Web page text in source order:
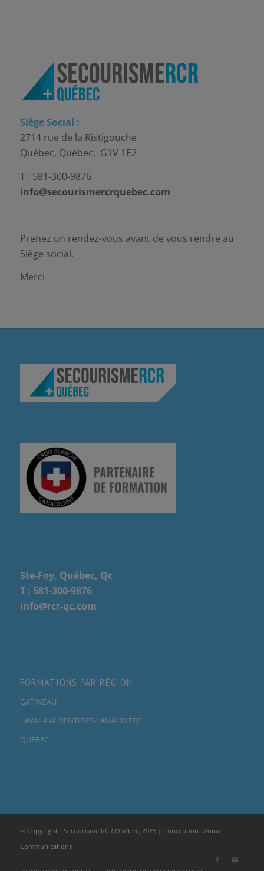
Siège Social :
2714 rue de la Ristigouche
Québec, Québec, G1V 1E2
T : 581-300-9876
info@secourismercrquebec.com
Prenez un rendez-vous avant de vous rendre au
Siège social.
Merci
Ste-Foy, Québec, Qc
T : 581-300-9876
info@rcr-qc.com
FORMATIONS PAR RÉGION
GATINEAU
LAVAL-LAURENTIDES-LANAUDIÈRE
QUÉBEC
© Copyright - Secourisme RCR Québec, 2025 | Conception : Zonart
Communications